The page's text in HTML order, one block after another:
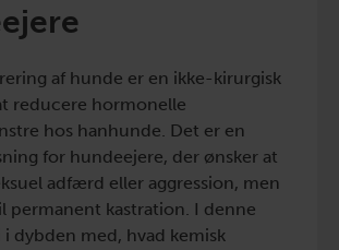
af hunde er en ikke-kirurgisk
reducere hormonelle
hos hanhunde. Det er en
for hundeejere, der ønsker at
adfærd eller aggression, men
permanent kastration. I denne
i dybden med, hvad kemisk